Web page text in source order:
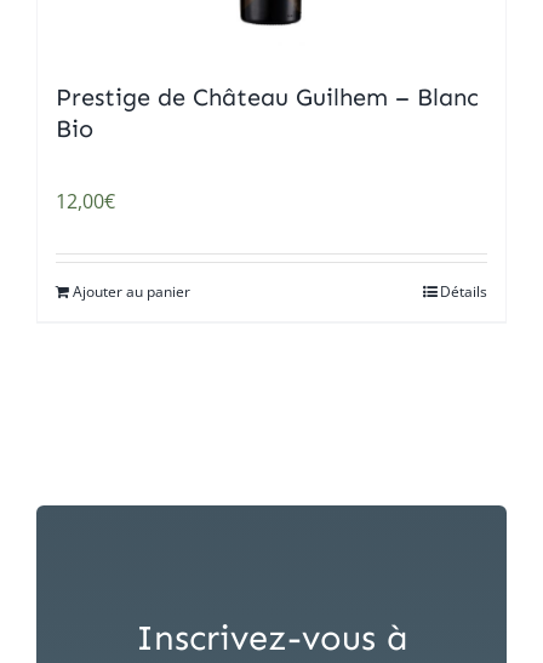
Prestige de Château Guilhem – Blanc
Bio
12,00€
Ajouter au panier Détails
Inscrivez-vous à